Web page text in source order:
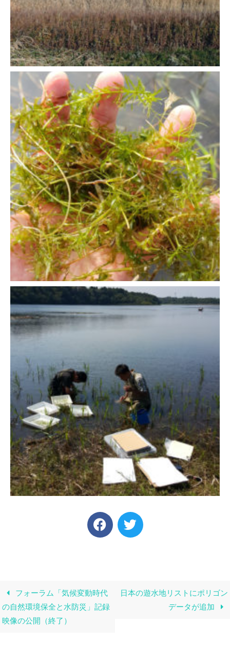
フォーラム「気候変動時代
の自然環境保全と水防災」記録
映像の公開（終了）
日本の遊水地リストにポリゴン
データが追加